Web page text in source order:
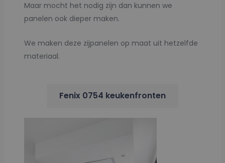
Maar mocht het nodig zijn dan kunnen we
panelen ook dieper maken.
We maken deze zijpanelen op maat uit hetzelfde
materiaal.
Fenix 0754 keukenfronten